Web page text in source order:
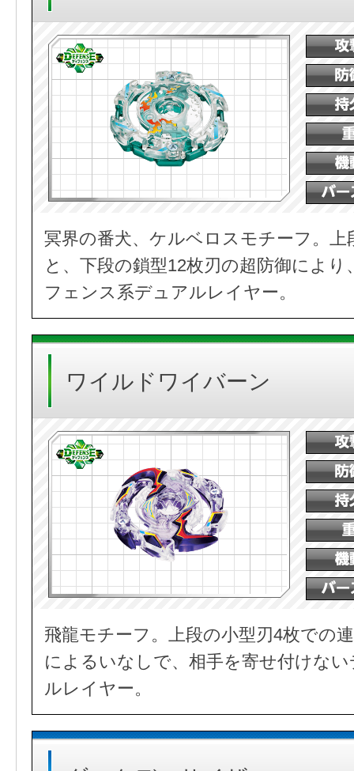
冥界の番犬、ケルベロスモチーフ。上
と、下段の鎖型12枚刃の超防御によ
フェンス系デュアルレイヤー。
ワイルドワイバーン
飛龍モチーフ。上段の小型刃4枚での
によるいなしで、相手を寄せ付けな
ルレイヤー。